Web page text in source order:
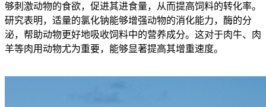
够刺激动物的食欲，促进其进食量，从而提高饲料的转化率。
研究表明，适量的氯化钠能够增强动物的消化能力，酶的分
泌，帮助动物更好地吸收饲料中的营养成分。这对于肉牛、肉
羊等肉用动物尤为重要，能够显著提高其增重速度。